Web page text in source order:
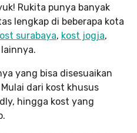
Rukita punya banyak
lengkap di beberapa kota
surabaya, kost jogja,
yang bisa disesuaikan
dari kost khusus
hingga kost yang